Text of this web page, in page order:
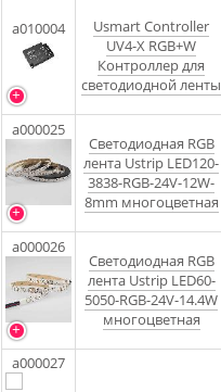
a010004
Usmart Controller
UV4-X RGB+W
Контроллер для
светодиодной ленты
a000025
Светодиодная RGB
лента Ustrip LED120-
3838-RGB-24V-12W-
8mm многоцветная
a000026
Светодиодная RGB
лента Ustrip LED60-
5050-RGB-24V-14.4W
многоцветная
a000027